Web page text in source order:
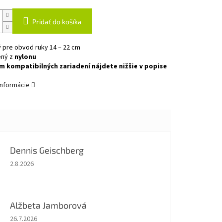
Pridať do košíka
pre obvod ruky 14 – 22 cm
znylonu
kompatibilných zariadení nájdete nižšie v popise
Dennis Geischberg
Hodnotenie obchodu je 5 z 5 hviezdičiek.
2.8.2026
Alžbeta Jamborová
Hodnotenie obchodu je 5 z 5 hviezdičiek.
26.7.2026